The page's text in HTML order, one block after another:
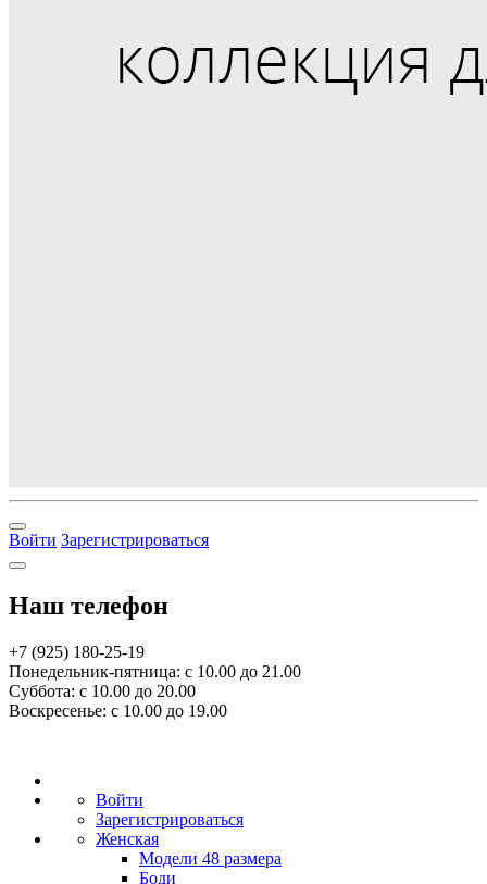
Войти Зарегистрироваться
Наш телефон
+7 (925) 180-25-19
Понедельник-пятница: с 10.00 до 21.00
Суббота: с 10.00 до 20.00
Воскресенье: с 10.00 до 19.00
Войти
Зарегистрироваться
Женская
Модели 48 размера
Боди